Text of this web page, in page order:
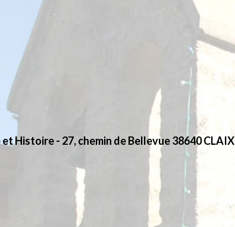
Histoire - 27, chemin de Bellevue 38640 CLAIX